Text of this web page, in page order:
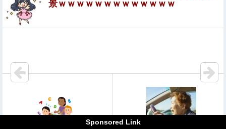
ぎる乳首ポロリしてしまうｗｗｗｗｗｗ
韓国サッカー協会「現在は不適切な行為は絶対にない」→
【画像】 JCさん、マックで“胸元ぽっかり”服で谷間全
開！スマホで盗撮されてシコられるｗｗｗ
エロ漫画『性転換アプリの正しい使い方』をrawやhitomi
を使わずに無料で読む方法│もげたま
景ｗｗｗｗｗｗｗｗｗｗｗｗｗ
Sponsored Link